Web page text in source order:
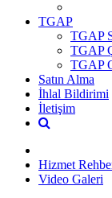
TGAP
TGAP
TGAP
TGAP
Satın Alma
İhlal Bildirimi
İletişim
Hizmet
Video Galeri